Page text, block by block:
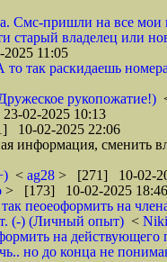
Смс-пришли на все мои
старый владелец или
11:05
то так раскидаешь
рукопожатие!)
02-2025 10:13
10-02-2025 22:06
информация, сменить
< ag28 > [271] 10-02-
> [173] 10-02-2025 18:46
пеоеоформить на
(-) (Личный опыт) <
на действующего
но до конца не